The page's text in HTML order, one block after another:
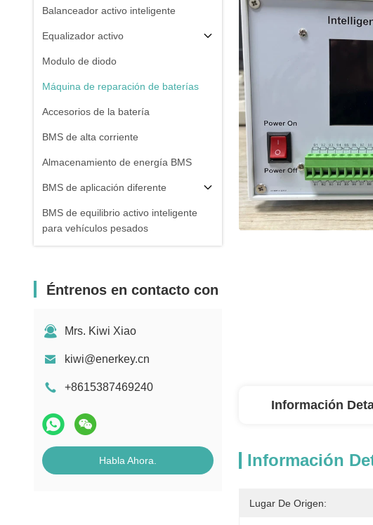
Balanceador activo inteligente
Equalizador activo
Modulo de diodo
Máquina de reparación de baterías
Accesorios de la batería
BMS de alta corriente
Almacenamiento de energía BMS
BMS de aplicación diferente
BMS de equilibrio activo inteligente
para vehículos pesados
Éntrenos en contacto con
Mrs. Kiwi Xiao
kiwi@enerkey.cn
+8615387469240
Habla Ahora.
Información
Información
Lugar De Origen: